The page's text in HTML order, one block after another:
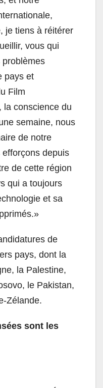
je tiens à réitérer
vous qui
pays et
Film
la conscience du
semaine, nous
de notre
depuis
de cette région
qui a toujours
et sa
de
pays, dont la
la Palestine,
le Pakistan,
Zélande.
sont les